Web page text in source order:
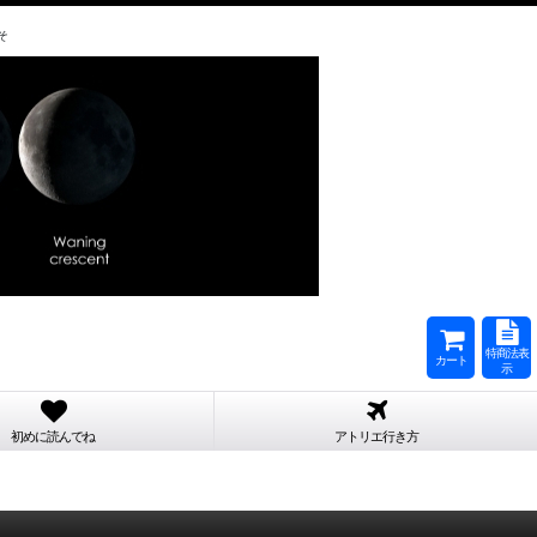
カート
特商法表
示
初めに読んでね アトリエ行き方